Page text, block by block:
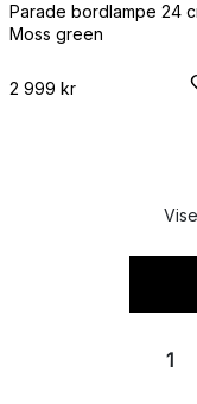
Parade bordlampe 24
Moss green
2 999 kr
1